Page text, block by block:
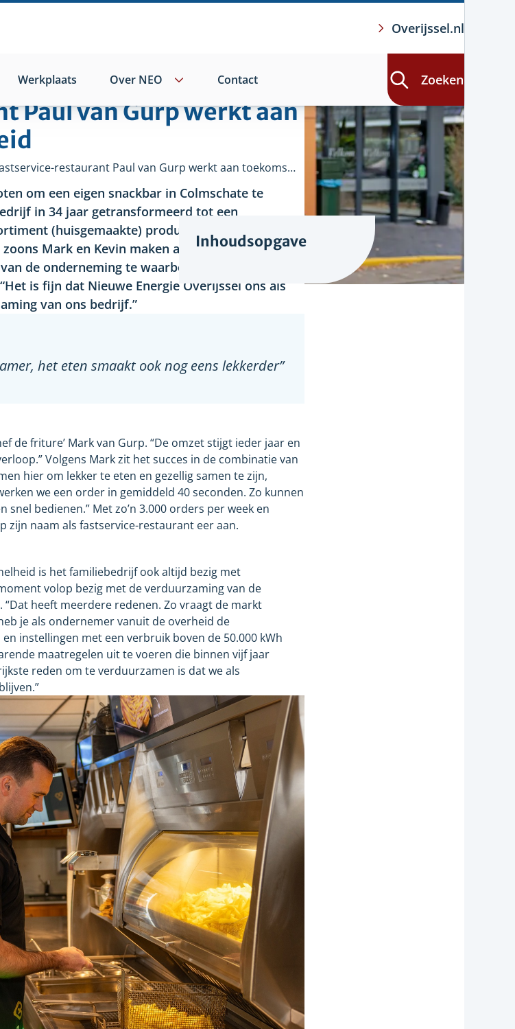
Overijssel.nl
Werkplaats Over NEO Contact Zoeken
Paul van Gurp werkt aan
Fastservice-restaurant Paul van Gurp werkt aan toekomstbestendigheid
om een eigen snackbar in Colmschate te
in 34 jaar getransformeerd tot een
(huisgemaakte) producten. Er is een
Mark en Kevin maken alweer jaren deel uit
de onderneming te waarborgen, wil de familie
is fijn dat Nieuwe Energie Overijssel ons als
van ons bedrijf.”
het eten smaakt ook nog eens lekkerder”
de friture’ Mark van Gurp. “De omzet stijgt ieder jaar en
Volgens Mark zit het succes in de combinatie van
hier om lekker te eten en gezellig samen te zijn,
we een order in gemiddeld 40seconden. Zo kunnen
bedienen.” Met zo’n 3.000 orders per week en
zijn naam als fastservice-restaurant eer aan.
is het familiebedrijf ook altijd bezig met
volop bezig met de verduurzaming van de
heeft meerdere redenen. Zo vraagt de markt
je als ondernemer vanuit de overheid de
instellingen met een verbruik boven de 50.000 kWh
maatregelen uit te voeren die binnen vijf jaar
reden om te verduurzamen is dat we als
Inhoudsopgave